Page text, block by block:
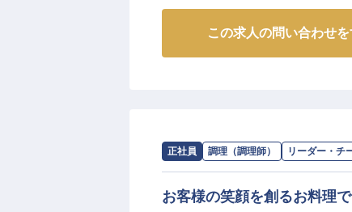
当施設では、訪れるすべてのお
ーー【成長を支える環境と充実
スタッフ一人ひとりの成長を大
この求人の問い合わせ
正社員 調理（調理師） リーダー・チ
求人情報：SHONAI HOTEL SUIDEN
お客様の笑顔を創るお料理